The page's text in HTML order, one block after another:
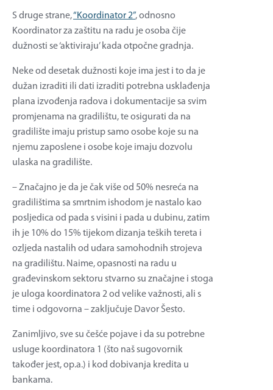
S druge strane,“Koordinator 2”, odnosno
Koordinator za zaštitu na radu je osoba čije
dužnosti se ‘aktiviraju’ kada otpočne gradnja.
Neke od desetak dužnosti koje ima jest i to da je
dužan izraditi ili dati izraditi potrebna usklađenja
plana izvođenja radova i dokumentacije sa svim
promjenama na gradilištu, te osigurati da na
gradilište imaju pristup samo osobe koje su na
njemu zaposlene i osobe koje imaju dozvolu
ulaska na gradilište.
– Značajno je da je čak više od 50% nesreća na
gradilištima sa smrtnim ishodom je nastalo kao
posljedica od pada s visini i pada u dubinu, zatim
ih je 10% do 15% tijekom dizanja teških tereta i
ozljeda nastalih od udara samohodnih strojeva
na gradilištu. Naime, opasnosti na radu u
građevinskom sektoru stvarno su značajne i stoga
je uloga koordinatora 2 od velike važnosti, ali s
time i odgovorna – zaključuje Davor Šesto.
Zanimljivo, sve su češće pojave i da su potrebne
usluge koordinatora 1 (što naš sugovornik
također jest, op.a.) i kod dobivanja kredita u
bankama.